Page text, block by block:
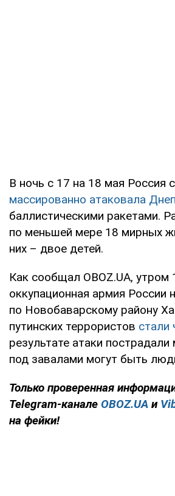
В ночь с 17 на 18 мая Россия
массированно атаковала
баллистическими ракетами.
по меньшей мере 18 мирных
них – двое детей.
Как сообщал OBOZ.UA, утром
оккупационная армия России
по Новобаварскому району
путинских террористов стали
результате атаки
под завалами могут быть
Только проверенная
Telegram-канале OBOZ.UA и
на фейки!